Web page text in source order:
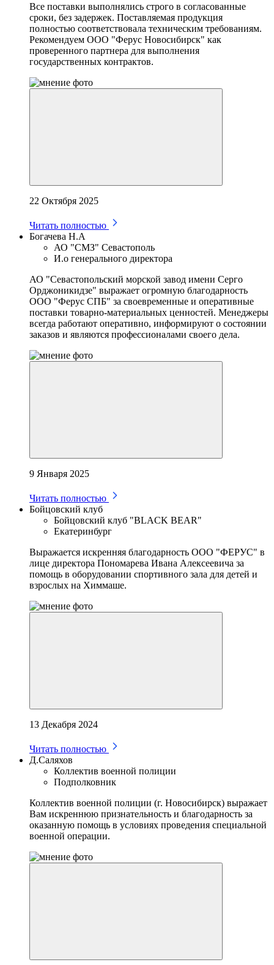
Все поставки выполнялись строго в согласованные
сроки, без задержек. Поставляемая продукция
полностью соответствовала техническим требованиям.
Рекомендуем ООО "Ферус Новосибирск" как
проверенного партнера для выполнения
государственных контрактов.
22 Октября 2025
Читать полностью
Богачева Н.А
АО "СМЗ" Севастополь
И.о генерального директора
АО "Севастопольский морской завод имени Серго
Орджоникидзе" выражает огромную благодарность
ООО "Ферус СПБ" за своевременные и оперативные
поставки товарно-материальных ценностей. Менеджеры
всегда работают оперативно, информируют о состоянии
заказов и являются профессионалами своего дела.
9 Января 2025
Читать полностью
Бойцовский клуб
Бойцовский клуб "BLACK BEAR"
Екатеринбург
Выражается искренняя благодарность ООО "ФЕРУС" в
лице директора Пономарева Ивана Алексеевича за
помощь в оборудовании спортивного зала для детей и
взрослых на Химмаше.
13 Декабря 2024
Читать полностью
Д.Саляхов
Коллектив военной полиции
Подполковник
Коллектив военной полиции (г. Новосибирск) выражает
Вам искреннюю признательность и благодарность за
оказанную помощь в условиях проведения специальной
военной операции.